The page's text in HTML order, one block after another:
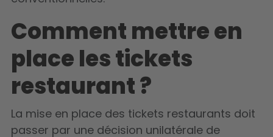
Comment mettre en
place les tickets
restaurant ?
La mise en place des tickets restaurants doit
passer par une décision unilatérale de